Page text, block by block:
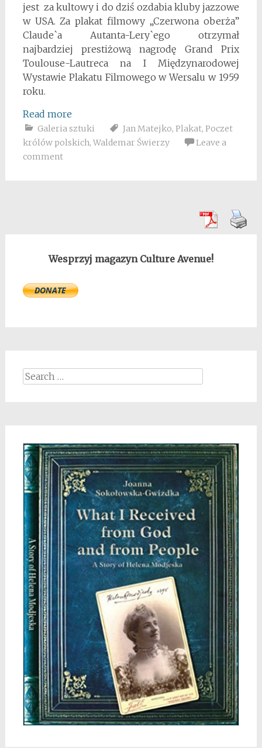
jest za kultowy i do dziś ozdabia kluby jazzowe
w USA. Za plakat filmowy „Czerwona oberża”
Claude`a Autanta-Lery`ego otrzymał
najbardziej prestiżową nagrodę Grand Prix
Toulouse-Lautreca na I Międzynarodowej
Wystawie Plakatu Filmowego w Wersalu w 1959
roku.
Read more
Galeria sztuki Jan Matejko, Plakat, Poczet
królów polskich, Waldemar Świerzy
Leave a
comment
Wesprzyj magazyn Culture Avenue!
Search
for: